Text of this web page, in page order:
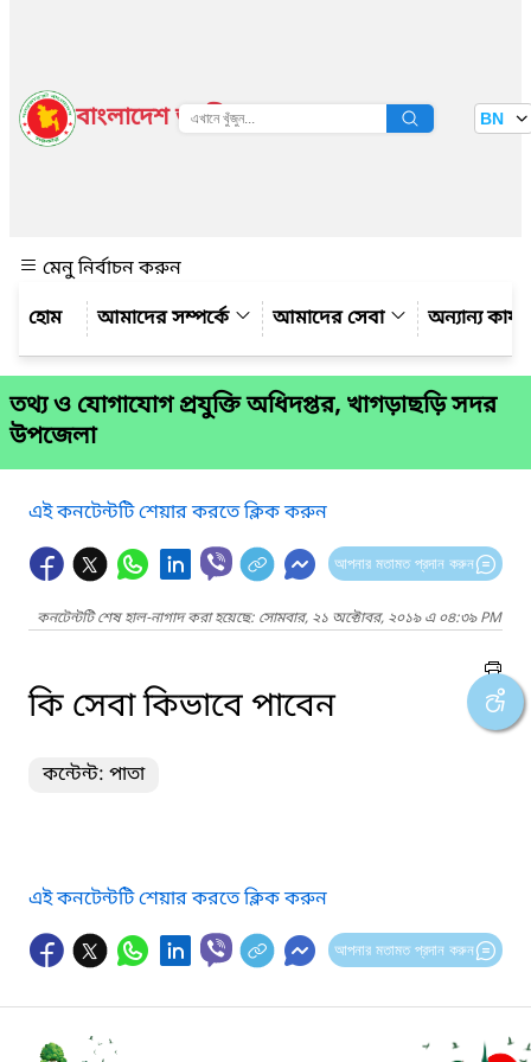
বাংলাদেশ জাতীয় তথ্য বাতায়ন BN
মেনু নির্বাচন করুন
আমাদের সম্পর্কে
আমাদের সেবা অন্যান্য
তথ্য ও যোগাযোগ প্রযুক্তি অধিদপ্তর, খাগড়াছড়ি সদর
উপজেলা
এই কনটেন্টটি শেয়ার করতে ক্লিক করুন
আপনার মতামত প্রদান করুন
কনটেন্টটি শেষ হাল-নাগাদ করা হয়েছে: সোমবার, ২১ অক্টোবর, ২০১৯ এ ০৪:৩৯ PM
কি সেবা কিভাবে পাবেন
কন্টেন্ট: পাতা
এই কনটেন্টটি শেয়ার করতে ক্লিক করুন
আপনার মতামত প্রদান করুন